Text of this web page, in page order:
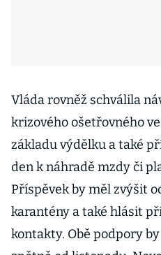
Vláda rovněž schválila
krizového ošetřovného
základu výdělku a také
den k náhradě mzdy či
Příspěvek by měl zvýšit
karantény a také hlásit
kontakty. Obě podpory